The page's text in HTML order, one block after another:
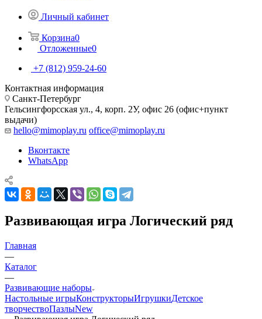
Личный кабинет
Корзина0
Отложенные0
+7 (812) 959-24-60
Контактная информация
Санкт-Петербург
Гельсингфорсская ул., 4, корп. 2У, офис 26 (офис+пункт
выдачи)
hello@mimoplay.ru office@mimoplay.ru
Вконтакте
WhatsApp
Развивающая игра Логический ряд
Главная
—
Каталог
—
Развивающие наборы
Настольные игрыКонструкторыИгрушкиДетское
творчествоПазлыNew